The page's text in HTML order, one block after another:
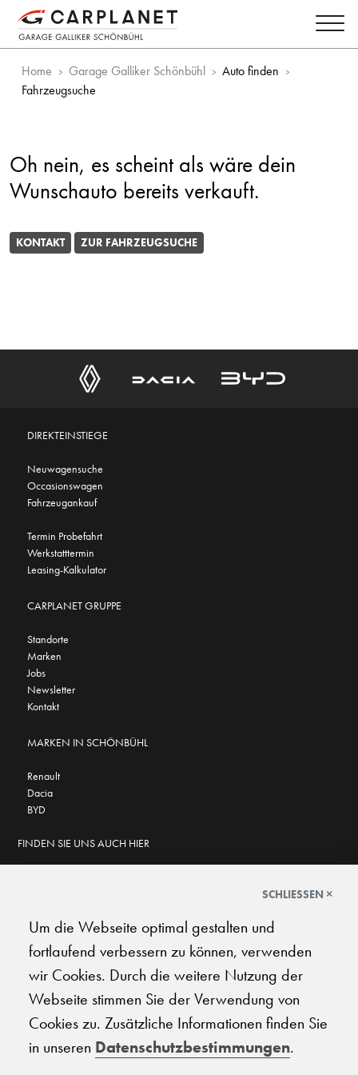
Home Garage Galliker Schönbühl
Auto finden
Fahrzeugsuche
Oh nein, es scheint als wäre dein
Wunschauto bereits verkauft.
KONTAKT ZUR FAHRZEUGSUCHE
DIREKTEINSTIEGE
Neuwagensuche
Occasionswagen
Fahrzeugankauf
Termin Probefahrt
Werkstatttermin
Leasing-Kalkulator
CARPLANET GRUPPE
Standorte
Marken
Jobs
Newsletter
Kontakt
MARKEN IN SCHÖNBÜHL
Renault
Dacia
BYD
FINDEN SIE UNS AUCH HIER
4.6 ★★★★★
★★★★★
© 2026 Carplanet Galliker
SCHLIESSEN ×
Um die Webseite optimal gestalten und
fortlaufend verbessern zu können, verwenden
wir Cookies. Durch die weitere Nutzung der
Webseite stimmen Sie der Verwendung von
Cookies zu. Zusätzliche Informationen finden Sie
in unseren Datenschutzbestimmungen.